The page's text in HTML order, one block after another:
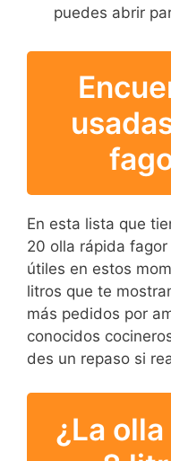
puedes abrir
En esta lista que
20 olla rápida
útiles en estos
litros que te
más pedidos por
conocidos
des un repaso si
¿La